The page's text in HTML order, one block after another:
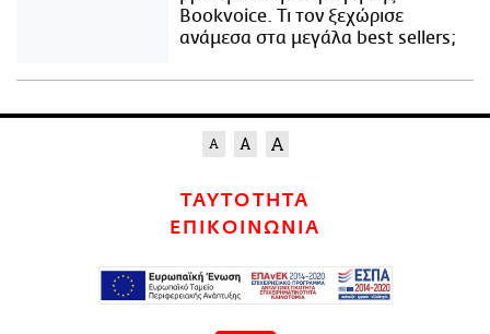
Bookvoice. Τι τον ξεχώρισε
ανάμεσα στα μεγάλα best sellers;
ΤΑΥΤΟΤΗΤΑ
ΕΠΙΚΟΙΝΩΝΙΑ